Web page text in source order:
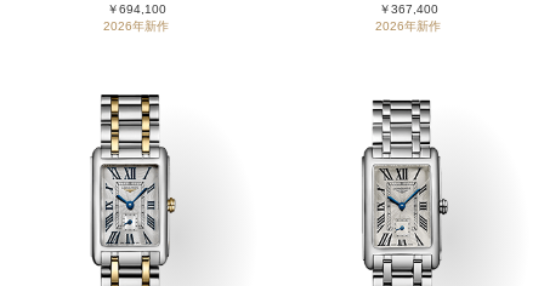
￥694,100
2026年新作
￥367,400
2026年新作